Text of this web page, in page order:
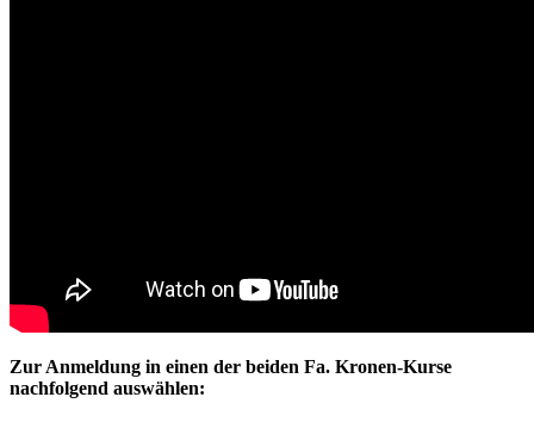
Zur Anmeldung in einen der beiden Fa. Kronen-Kurse
nachfolgend auswählen: